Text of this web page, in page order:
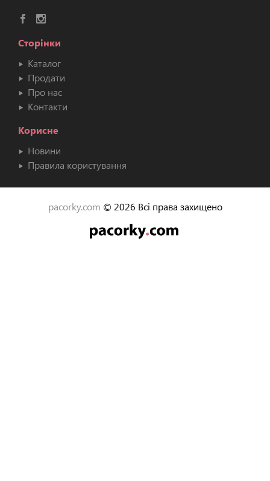
Сторінки
Каталог
Продати
Про нас
Контакти
Корисне
Новини
Правила користування
pacorky.com © 2026 Всі права захищено